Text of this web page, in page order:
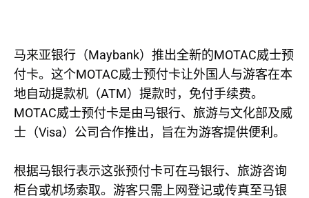
马来亚银行（Maybank） 推出全新的MOTAC威士预
付卡。这个MOTAC威士预付卡让外国人与游客在本
地自动提款机（ATM）提款时，免付手续费。
MOTAC威士预付卡是由马银行、旅游与文化部及威
士（Visa）公司合作推出，旨在为游客提供便利。
根据马银行表示这张预付卡可在马银行、旅游咨询
柜台或机场索取。游客只需上网登记或传真至马银